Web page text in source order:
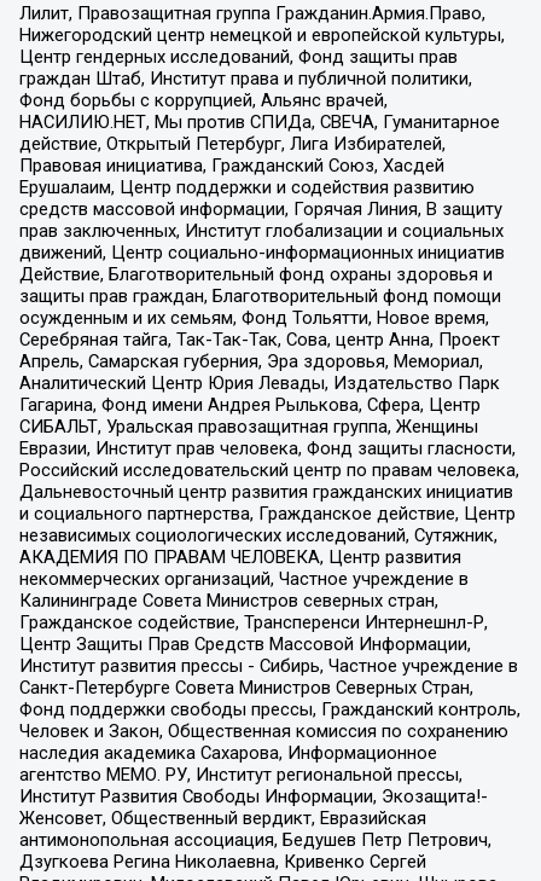
Лилит, Правозащитная группа Гражданин.Армия.Право,
Нижегородский центр немецкой и европейской культуры,
Центр гендерных исследований, Фонд защиты прав
граждан Штаб, Институт права и публичной политики,
Фонд борьбы с коррупцией, Альянс врачей,
НАСИЛИЮ.НЕТ, Мы против СПИДа, СВЕЧА, Гуманитарное
действие, Открытый Петербург, Лига Избирателей,
Правовая инициатива, Гражданский Союз, Хасдей
Ерушалаим, Центр поддержки и содействия развитию
средств массовой информации, Горячая Линия, В защиту
прав заключенных, Институт глобализации и социальных
движений, Центр социально-информационных инициатив
Действие, Благотворительный фонд охраны здоровья и
защиты прав граждан, Благотворительный фонд помощи
осужденным и их семьям, Фонд Тольятти, Новое время,
Серебряная тайга, Так-Так-Так, Сова, центр Анна, Проект
Апрель, Самарская губерния, Эра здоровья, Мемориал,
Аналитический Центр Юрия Левады, Издательство Парк
Гагарина, Фонд имени Андрея Рылькова, Сфера, Центр
СИБАЛЬТ, Уральская правозащитная группа, Женщины
Евразии, Институт прав человека, Фонд защиты гласности,
Российский исследовательский центр по правам человека,
Дальневосточный центр развития гражданских инициатив
и социального партнерства, Гражданское действие, Центр
независимых социологических исследований, Сутяжник,
АКАДЕМИЯ ПО ПРАВАМ ЧЕЛОВЕКА, Центр развития
некоммерческих организаций, Частное учреждение в
Калининграде Совета Министров северных стран,
Гражданское содействие, Трансперенси Интернешнл-Р,
Центр Защиты Прав Средств Массовой Информации,
Институт развития прессы - Сибирь, Частное учреждение в
Санкт-Петербурге Совета Министров Северных Стран,
Фонд поддержки свободы прессы, Гражданский контроль,
Человек и Закон, Общественная комиссия по сохранению
наследия академика Сахарова, Информационное
агентство МЕМО. РУ, Институт региональной прессы,
Институт Развития Свободы Информации, Экозащита!-
Женсовет, Общественный вердикт, Евразийская
антимонопольная ассоциация, Бедушев Петр Петрович,
Дзугкоева Регина Николаевна, Кривенко Сергей